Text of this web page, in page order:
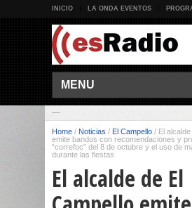
INICIO LA ONDA EVENTOS
MENU
Home / Noticias / El Campello / El
emite bandos con recomendaciones y
“correfoc” del 8 de octubre y el uso de
durante las fiestas
El alcalde de El